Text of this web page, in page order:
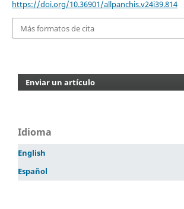
https://doi.org/10.36901/allpanchis.v24i39.814
Más formatos de cita
Enviar un artículo
Idioma
English
Español